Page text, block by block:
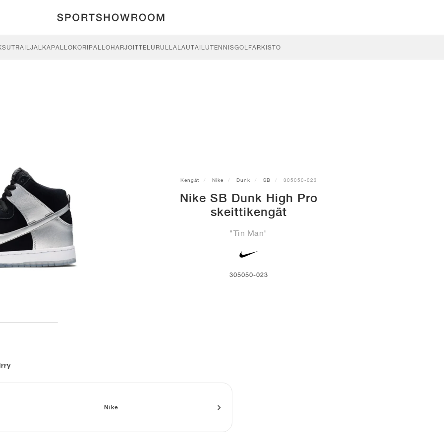
TRAILJALKAPALLOKORIPALLOHARJOITTELU RULLALAUTAILUTENNISGOLFARKISTO
Kengät Nike Dunk SB 305050-023
Nike SB Dunk High Pro
skeittikengät
"Tin Man"
305050-023
Nike